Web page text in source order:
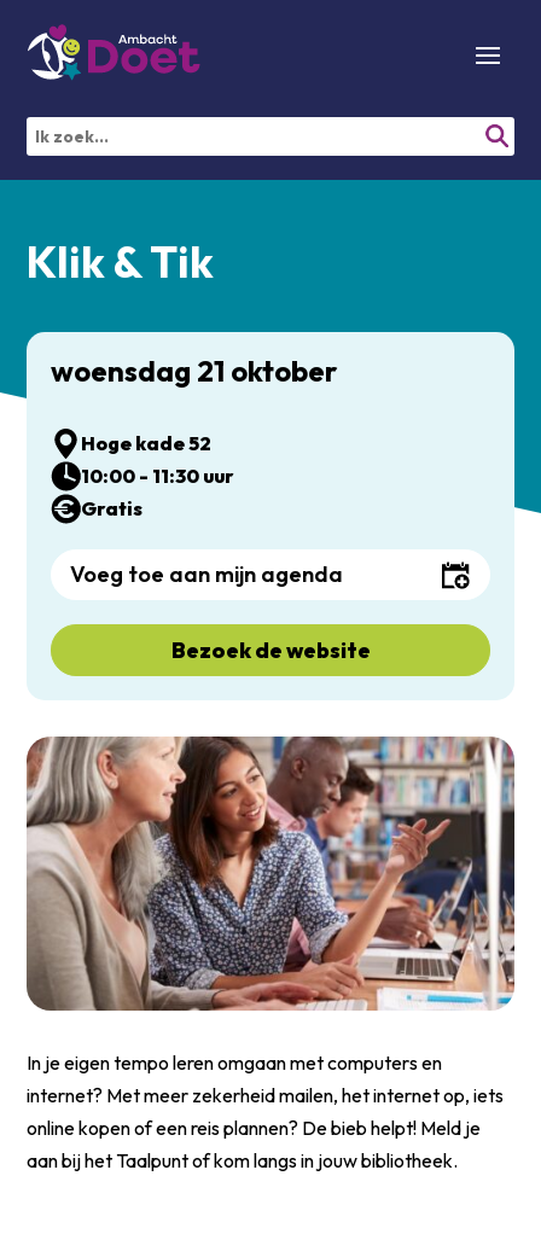
Klik & Tik
In je eigen tempo leren omgaan met computers en
internet? Met meer zekerheid mailen, het internet op, iets
online kopen of een reis plannen? De bieb helpt! Meld je
aan bij het Taalpunt of kom langs in jouw bibliotheek.
woensdag 21 oktober
Hoge kade 52
10:00 - 11:30 uur
Gratis
Voeg toe aan mijn agenda
Bezoek de website